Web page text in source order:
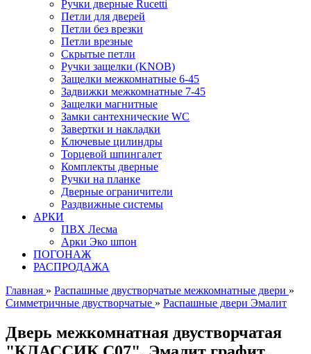
Ручки дверные Rucetti
Петли для дверей
Петли без врезки
Петли врезные
Скрытые петли
Ручки защелки (KNOB)
Защелки межкомнатные 6-45
Задвижки межкомнатные 7-45
Защелки магнитные
Замки сантехнические WC
Завертки и накладки
Ключевые цилиндры
Торцевой шпингалет
Комплекты дверные
Ручки на планке
Дверные ограничители
Раздвижные системы
АРКИ
ПВХ Лесма
Арки Эко шпон
ПОГОНАЖ
РАСПРОДАЖА
Главная » Распашные двустворчатые межкомнатные двери »
Симметричные двустворчатые » Распашные двери Эмалит
Дверь межкомнатная двустворчатая